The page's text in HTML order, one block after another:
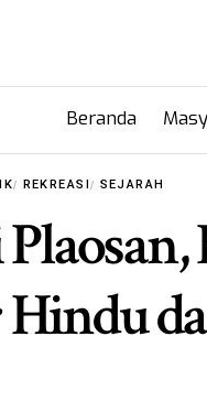
Beranda
REKREASI SEJARAH